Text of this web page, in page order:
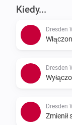
Kiedy...
Dresden
Dresden
Dresden
Zmienił